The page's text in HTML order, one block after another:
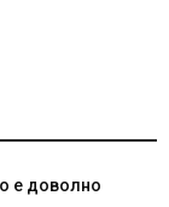
е доволно